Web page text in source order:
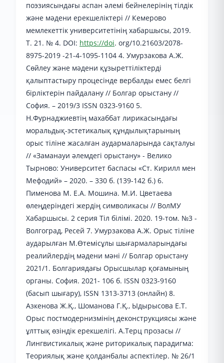
поэзиясындағы аспан әлемі бейнелерінің тілдік
және мәдени ерекшеліктері // Кемерово
мемлекеттік университетінің хабаршысы, 2019.
Т. 21. № 4. DOI: https://doi. org/10.21603/2078-
8975-2019 -21-4-1095-1104 4. Умурзакова А.Ж.
Сөйлеу және мәдени құзыреттіліктерді
қалыптастыру процесінде вербалды емес белгі
бірліктерін пайдалану // Болгар орыстану //
София. – 2019/3 ISSN 0323-9160 5.
Н.Фурнаджиевтің махаббат лирикасындағы
моральдық-эстетикалық құндылықтарының
орыс тіліне жасалған аудармаларында сақталуы
// «Заманауи әлемдегі орыстану» - Велико
Тырново: Университет баспасы «Ст. Кирилл мен
Мефодий» – 2020. – 330 б. (139-142 б.) 6.
Пименова М. Е.А. Мошина. М.И. Цветаева
өлеңдеріндегі жердің символикасы // ВолМУ
Хабаршысы. 2 серия Тіл білімі. 2020. 19-том. №3 -
Волгоград, Ресей 7. Умурзакова А.Ж. Орыс тіліне
аударылған М.Өтемісұлы шығармаларындағы
реалийлердің мәдени мәні // Болгар орыстану
2021/1. Болгариядағы Орысшылар қоғамының
органы. София. 2021- 106 б. ISSN 0323-9160
(басып шығару), ISSN 1313-3713 (онлайн) 8.
Азкенова Ж.Қ., Шоманова Г.Қ., Ыдырысова Е.Т.
Орыс постмодернизмінің деконструкциясы және
ұлттық өзіндік ерекшелігі. А.Терц прозасы //
Лингвистикалық және риторикалық парадигма:
Теориялық және қолданбалы аспектілер. № 26/1